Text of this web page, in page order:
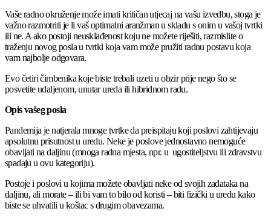
Vaše radno okruženje može imati kritičan utjecaj na vašu izvedbu, stoga je
važno razmotriti je li vaš optimalni aranžman u skladu s onim u vašoj tvrtki
ili ne. A ako postoji neusklađenost koju ne možete riješiti, razmislite o
traženju novog posla u tvrtki koja vam može pružiti radnu postavu koja
vam najbolje odgovara.
Evo četiri čimbenika koje biste trebali uzeti u obzir prije nego što se
posvetite udaljenom, unutar ureda ili hibridnom radu.
Opis vašeg posla
Pandemija je natjerala mnoge tvrtke da preispitaju koji poslovi zahtijevaju
apsolutnu prisutnost u uredu. Neke je poslove jednostavno nemoguće
obavljati na daljinu (mnoga radna mjesta, npr. u ugostiteljstvu ili zdravstvu
spadaju u ovu kategoriju).
Postoje i poslovi u kojima možete obavljati neke od svojih zadataka na
daljinu, ali morate – ili bi vam to bilo od koristi – biti fizički u uredu kako
biste se uhvatili u koštac s drugim obavezama.